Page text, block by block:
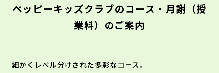
ペッピーキッズクラブのコース・月謝（授
業料）のご案内
細かくレベル分けされた多彩なコース。